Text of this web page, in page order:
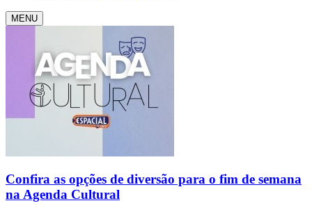
MENU
Confira as opções de diversão para o fim de semana
na Agenda Cultural